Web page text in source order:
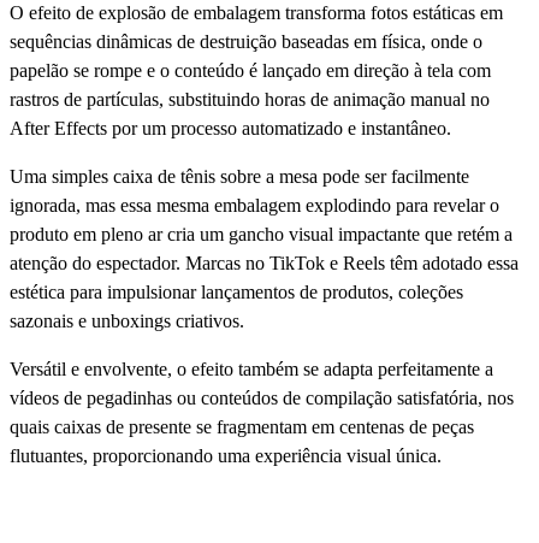
O efeito de explosão de embalagem transforma fotos estáticas em
sequências dinâmicas de destruição baseadas em física, onde o
papelão se rompe e o conteúdo é lançado em direção à tela com
rastros de partículas, substituindo horas de animação manual no
After Effects por um processo automatizado e instantâneo.
Uma simples caixa de tênis sobre a mesa pode ser facilmente
ignorada, mas essa mesma embalagem explodindo para revelar o
produto em pleno ar cria um gancho visual impactante que retém a
atenção do espectador. Marcas no TikTok e Reels têm adotado essa
estética para impulsionar lançamentos de produtos, coleções
sazonais e unboxings criativos.
Versátil e envolvente, o efeito também se adapta perfeitamente a
vídeos de pegadinhas ou conteúdos de compilação satisfatória, nos
quais caixas de presente se fragmentam em centenas de peças
flutuantes, proporcionando uma experiência visual única.